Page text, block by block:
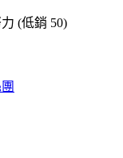
(低銷 50)